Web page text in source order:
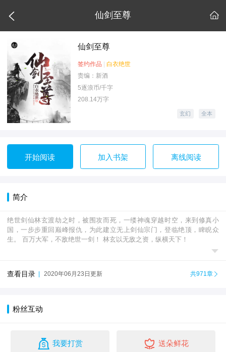
 仙剑至尊 
仙剑至尊
签约作品 | 白衣绝世
责编：新酒
5逐浪币/千字
208.14万字
玄幻 全本
开始阅读 加入书架 离线阅读
简介
绝世剑仙林玄渡劫之时，被围攻而死，一缕神魂穿越时空，来到修真小
国，一步步重回巅峰报仇，为此建立无上剑仙宗门，登临绝顶，睥睨众
生。 百万大军，不敌绝世一剑！ 林玄以无敌之资，纵横天下！

查看目录 2020年06月23日更新 共971章 
粉丝互动
 我要打赏  送朵鲜花